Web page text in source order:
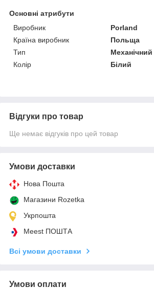
Основні атрибути
Виробник
Porland
Країна виробник
Польща
Тип
Механічний
Колір
Білий
Відгуки про товар
Ще немає відгуків про цей товар
Умови доставки
Нова Пошта
Магазини Rozetka
Укрпошта
Meest ПОШТА
Всі умови доставки
Умови оплати